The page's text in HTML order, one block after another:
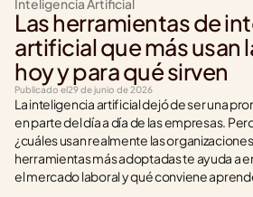
Inteligencia Artificial
Las herramientas de
artificial que más usan
hoy y para qué sirven
Publicado el29 de junio de 2026
La inteligencia artificial dejó de ser una
en parte del día a día de las empresas.
¿cuáles usan realmente las
herramientas más adoptadas te ayuda a
el mercado laboral y qué conviene